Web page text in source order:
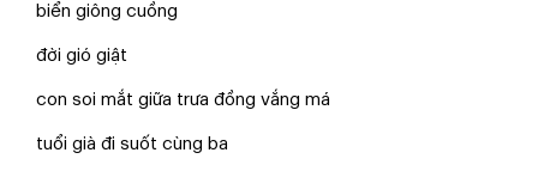
biển giông cuồng
đời gió giật
con soi mắt giữa trưa đồng vắng má
tuổi già đi suốt cùng ba